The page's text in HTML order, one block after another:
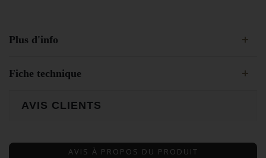
Plus d'info
Fiche technique
AVIS CLIENTS
AVIS À PROPOS DU PRODUIT